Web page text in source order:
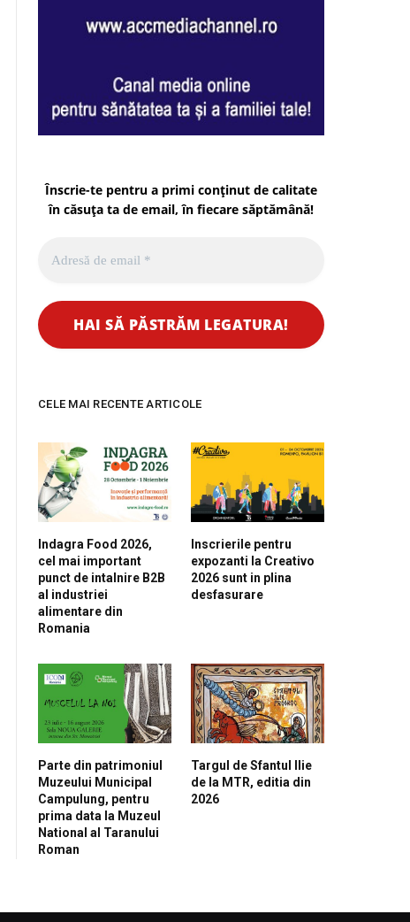
Înscrie-te pentru a primi conținut de calitate
în căsuța ta de email, în fiecare săptămână!
CELE MAI RECENTE ARTICOLE
Indagra Food 2026,
cel mai important
punct de intalnire B2B
al industriei
alimentare din
Romania
Inscrierile pentru
expozanti la Creativo
2026 sunt in plina
desfasurare
Parte din patrimoniul
Muzeului Municipal
Campulung, pentru
prima data la Muzeul
National al Taranului
Roman
Targul de Sfantul Ilie
de la MTR, editia din
2026